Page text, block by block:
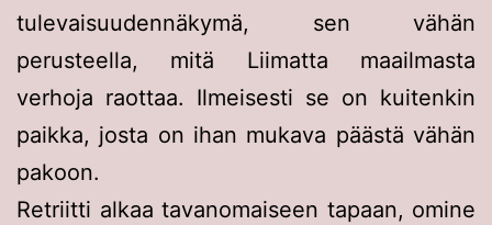
tulevaisuudennäkymä, sen vähän
perusteella, mitä Liimatta maailmasta
verhoja raottaa. Ilmeisesti se on kuitenkin
paikka, josta on ihan mukava päästä vähän
pakoon.
Retriitti alkaa tavanomaiseen tapaan, omine